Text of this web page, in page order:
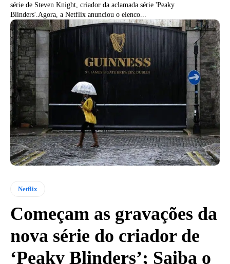
série de Steven Knight, criador da aclamada série 'Peaky
Blinders'.Agora, a Netflix anunciou o elenco...
Netflix
Começam as gravações da
nova série do criador de
‘Peaky Blinders’; Saiba o